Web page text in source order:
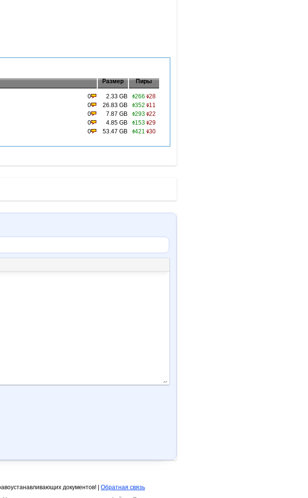
Размер Пиры
0 2.33 GB 266
28
0 26.83 GB 352
11
0 7.87 GB 293 22
0 4.85 GB 153 29
0 53.47 GB 421 30
документов! |
Обратная связь